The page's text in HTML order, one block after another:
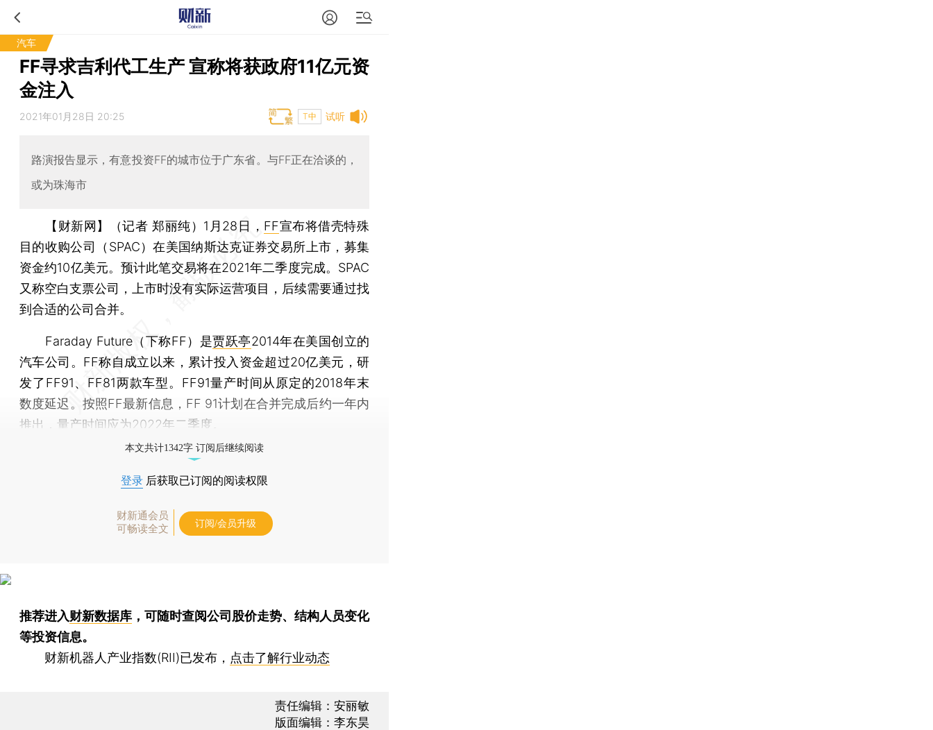
汽车
FF寻求吉利代工生产 宣称将获政府11亿元资
金注入
试听
2021年01月28日 20:25 T中
路演报告显示，有意投资FF的城市位于广东省。与FF正在洽谈的，
或为珠海市
【财新网】（记者 郑丽纯） 1月28日， FF宣布将借壳特殊
目的收购公司（SPAC）在美国纳斯达克证券交易所上市，募集
资金约10亿美元。预计此笔交易将在2021年二季度完成。SPAC
又称空白支票公司，上市时没有实际运营项目，后续需要通过找
到合适的公司合并。
Faraday Future（下称FF）是贾跃亭2014年在美国创立的
汽车公司。FF称自成立以来，累计投入资金超过20亿美元，研
发了FF91、FF81两款车型。FF91量产时间从原定的2018年末
数度延迟。按照FF最新信息，FF 91计划在合并完成后约一年内
推出，量产时间应为2022年二季度。
本文共计1342字 订阅后继续阅读
登录 后获取已订阅的阅读权限
财新通会员
可畅读全文
订阅/会员升级
推荐进入财新数据库 ，可随时查阅公司股价走势、结构人员变化
等投资信息。
财新机器人产业指数(RII)已发布， 点击了解行业动态
责任编辑：安丽敏
版面编辑：李东昊